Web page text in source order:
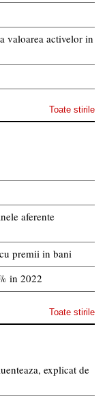
valoarea activelor in
Toate stirile
aferente
premii in bani
in 2022
Toate stirile
explicat de